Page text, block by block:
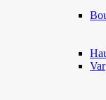
Var